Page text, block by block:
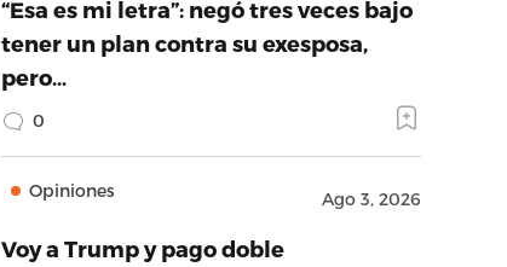
“Esa es mi letra”: negó tres veces bajo
tener un plan contra su exesposa,
pero…
0
Opiniones Ago 3, 2026
Voy a Trump y pago doble